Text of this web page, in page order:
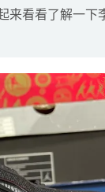
看看了解一下